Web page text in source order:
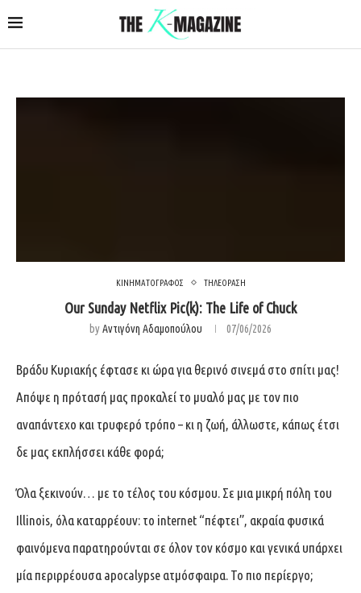
ΚΙΝΗΜΑΤΟΓΡΑΦΟΣ ΤΗΛΕΟΡΑΣΗ
Our Sunday Netflix Pic(k): The Life of Chuck
byΑντιγόνη Αδαμοπούλου 07/06/2026
Βράδυ Κυριακής έφτασε κι ώρα για θερινό σινεμά στο σπίτι μας!
Απόψε η πρότασή μας προκαλεί το μυαλό μας με τον πιο
αναπάντεχο και τρυφερό τρόπο – κι η ζωή, άλλωστε, κάπως έτσι
δε μας εκπλήσσει κάθε φορά;
Όλα ξεκινούν… με το τέλος του κόσμου. Σε μια μικρή πόλη του
Illinois, όλα καταρρέουν: το internet “πέφτει”, ακραία φυσικά
φαινόμενα παρατηρούνται σε όλον τον κόσμο και γενικά υπάρχει
μία περιρρέουσα apocalypse ατμόσφαιρα. Το πιο περίεργο;